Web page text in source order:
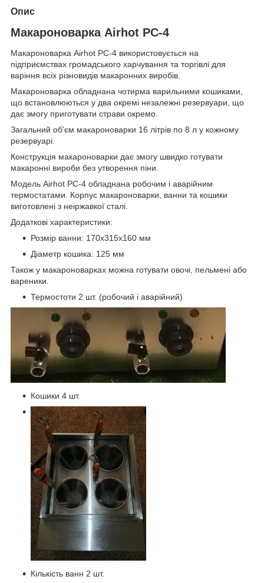
Опис
Макароноварка Airhot PC-4
Макароноварка Airhot PC-4 використовується на
підприємствах громадського харчування та торгівлі для
варіння всіх різновидів макаронних виробів.
Макароноварка обладнана чотирма варильними кошиками,
що встановлюються у два окремі незалежні резервуари, що
дає змогу приготувати страви окремо.
Загальний об'єм макароноварки 16 літрів по 8 л у кожному
резервуарі.
Конструкція макароноварки дає змогу швидко готувати
макаронні вироби без утворення піни.
Модель Airhot PC-4 обладнана робочим і аварійним
термостатами. Корпус макароноварки, ванни та кошики
виготовлені з неіржавкої сталі.
Додаткові характеристики:
Розмір ванни: 170х315х160 мм
Діаметр кошика: 125 мм
Також у макароноварках можна готувати овочі, пельмені або
вареники.
Термостоти 2 шт. (робочий і аварійний)
Кошики 4 шт.
Кількість ванн 2 шт.